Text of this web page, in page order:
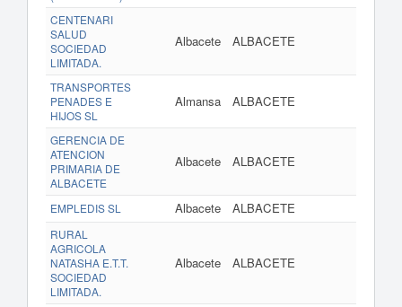
CENTENARI
SALUD
SOCIEDAD
LIMITADA.
Albacete ALBACETE
TRANSPORTES
PENADES E
HIJOS SL
Almansa ALBACETE
GERENCIA DE
ATENCION
PRIMARIA DE
ALBACETE
Albacete ALBACETE
EMPLEDIS SL Albacete ALBACETE
RURAL
AGRICOLA
NATASHA E.T.T.
SOCIEDAD
LIMITADA.
Albacete ALBACETE